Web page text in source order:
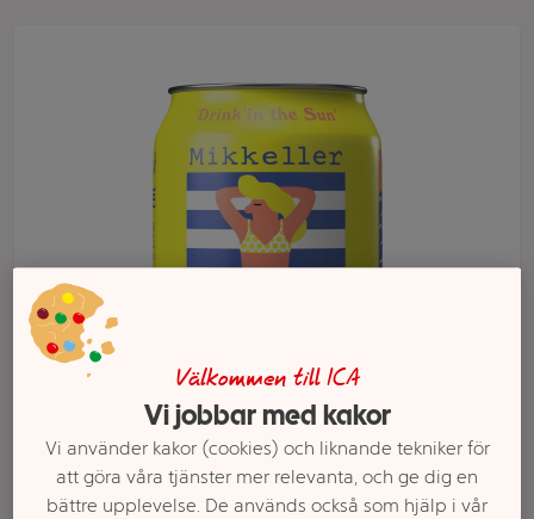
Välkommen till ICA
Vi jobbar med kakor
Vi använder kakor (cookies) och liknande tekniker för
att göra våra tjänster mer relevanta, och ge dig en
bättre upplevelse. De används också som hjälp i vår